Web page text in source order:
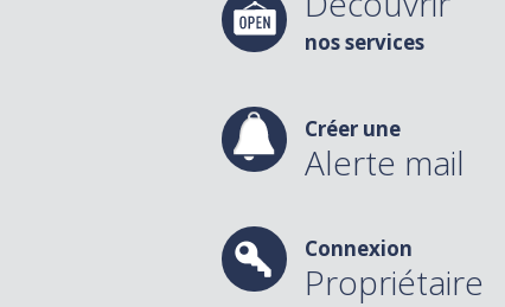
nos services
Créer une
Alerte mail
Connexion
Propriétaire